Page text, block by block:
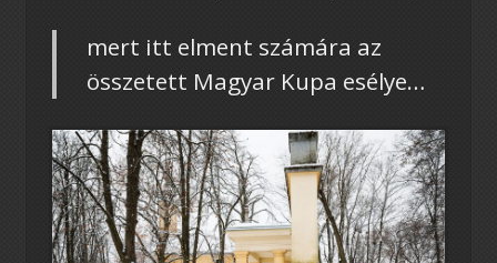
mert itt elment számára az
összetett Magyar Kupa esélye…